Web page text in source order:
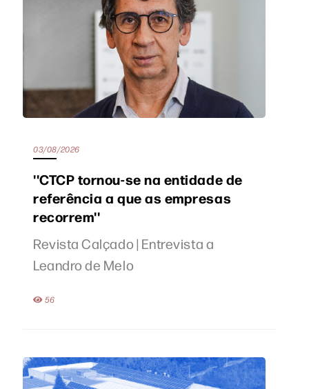
03/08/2026
''CTCP tornou-se na entidade de
referência a que as empresas
recorrem''
Revista Calçado | Entrevista a
Leandro de Melo
56